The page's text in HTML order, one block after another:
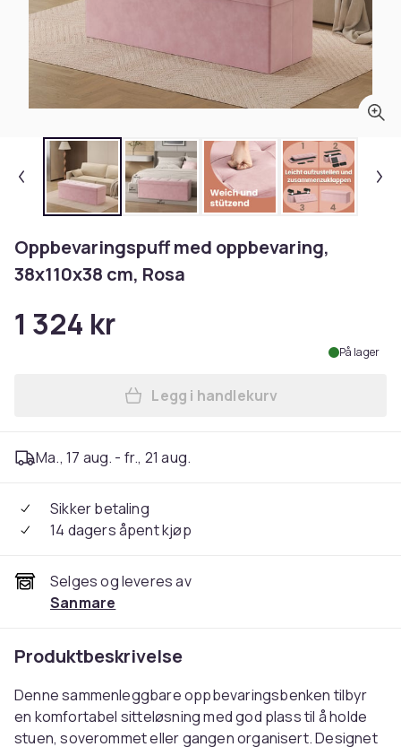
Oppbevaringspuff med oppbevaring,
38x110x38 cm, Rosa
1 324 kr
På lager
Legg Oppbevaringspuff
Legg i handlekurv
Ma., 17 aug. - fr., 21 aug.
Sikker betaling
14 dagers åpent kjøp
Selges og leveres av
Sanmare
Produktbeskrivelse
Denne sammenleggbare oppbevaringsbenken tilbyr
en komfortabel sitteløsning med god plass til å holde
stuen, soverommet eller gangen organisert. Designet